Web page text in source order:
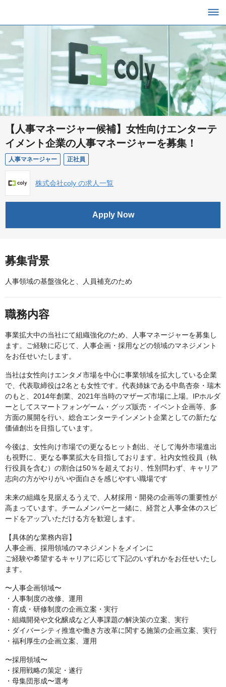
【人事マネージャー候補】女性向けエンターテ
イメント企業の人事マネージャーを募集！
人事マネージャー 正社員
株式会社coly の求人一覧
Apply Now
募集背景
人事領域の基盤強化と、人員補充のため
職務内容
事業拡大中の当社にて組織強化のため、人事マネージャーを募集し
ます。ご経験に応じて、人事企画・採用などの領域のマネジメント
をお任せいたします。
当社は女性向けエンタメ市場を中心に事業領域を拡大している企業
で、代表取締役は2名とも女性です。代表姉妹である中島杏奈・瑞木
のもと、2014年創業、2021年当時のマザーズ市場に上場。IPホルダ
ーとしてスマートフォンゲーム・グッズ販売・イベント企画等、多
方面の展開を行い、総合エンターテインメント企業としての新たな
価値創出を目指しています。
今後は、女性向け市場での更なるヒット創出、そして海外市場進出
も視野に、更なる事業拡大を目指しております。社内女性役員（執
行役員を含む）の割合は50％を超えており、性別問わず、キャリア
志向の方がやりがいや面白さを感じやすい職場です
未来の組織を見据えるうえで、人材採用・開発の企画等の重要性が
高まっています。チームメンバーと一緒に、経営と人事全体のスピ
ードをアップいただける方を歓迎します。
【具体的な業務内容】
人事企画、採用領域のマネジメントをメインに
ご経験や希望するキャリアに応じて下記のいずれかをお任せいたし
ます。
〜人事企画領域〜
・人事制度の改修、運用
・育成・研修制度の企画立案・実行
・組織開発や文化醸成など人事課題の解決策の立案、実行
・ダイバーシティ推進や働き方改革に関する施策の企画立案、実行
・福利厚生の企画立案、運用
〜採用領域〜
・採用戦略の策定・遂行
・母集団形成〜選考